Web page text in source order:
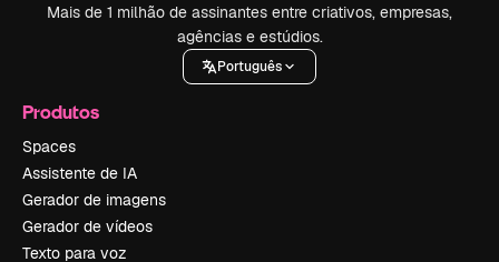
Mais de 1 milhão de assinantes entre criativos, empresas,
agências e estúdios.
Português
Produtos
Spaces
Assistente de IA
Gerador de imagens
Gerador de vídeos
Texto para voz